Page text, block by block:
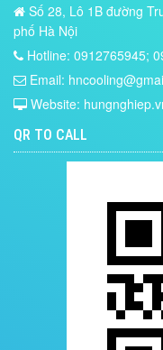
Số 28, Lô 1B đường
phố Hà Nội
Hotline: 0912765945;
Email:
Website:
QR TO CALL